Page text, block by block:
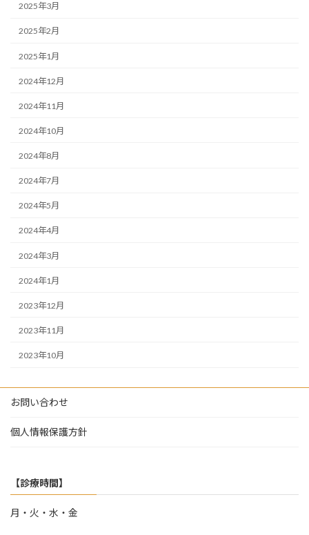
2025年3月
2025年2月
2025年1月
2024年12月
2024年11月
2024年10月
2024年8月
2024年7月
2024年5月
2024年4月
2024年3月
2024年1月
2023年12月
2023年11月
2023年10月
お問い合わせ
個人情報保護方針
【診療時間】
月・火・水・金